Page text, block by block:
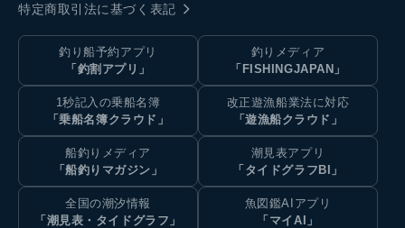
特定商取引法に基づく表記
釣り船予約アプリ
「釣割アプリ」
釣りメディア
「FISHINGJAPAN」
1秒記入の乗船名簿
「乗船名簿クラウド」
改正遊漁船業法に対応
「遊漁船クラウド」
船釣りメディア
「船釣りマガジン」
潮見表アプリ
「タイドグラフBI」
全国の潮汐情報
「潮見表・タイドグラフ」
魚図鑑AIアプリ
「マイAI」